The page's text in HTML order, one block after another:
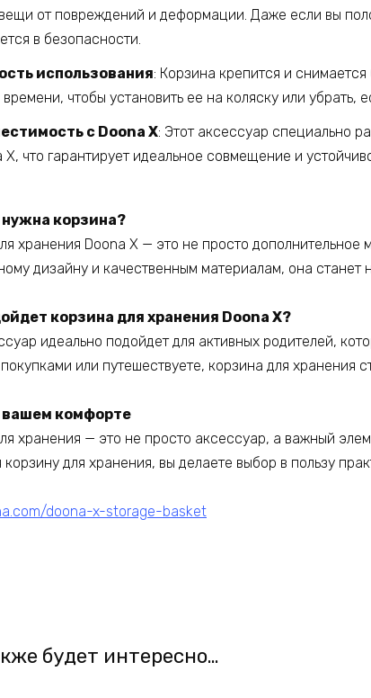
от повреждений и деформации. Даже если вы
в безопасности.
использования: Корзина крепится и
времени, чтобы установить ее на коляску или убрать,
с Doona X: Этот аксессуар специально
X, что гарантирует идеальное совмещение и
нужна корзина?
хранения Doona X — это не просто
дизайну и качественным материалам, она
корзина для хранения Doona X?
идеально подойдет для активных родителей,
или путешествуете, корзина для
вашем комфорте
хранения — это не просто аксессуар, а важный
корзину для хранения, вы делаете выбор в пользу
doona-x-storage-basket
будет интересно…